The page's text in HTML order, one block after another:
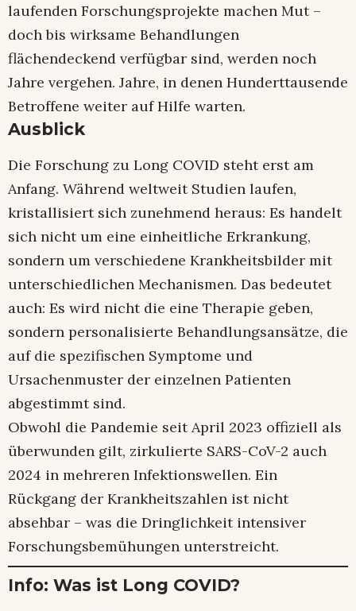
laufenden Forschungsprojekte machen Mut –
doch bis wirksame Behandlungen
flächendeckend verfügbar sind, werden noch
Jahre vergehen. Jahre, in denen Hunderttausende
Betroffene weiter auf Hilfe warten.
Ausblick
Die Forschung zu Long COVID steht erst am
Anfang. Während weltweit Studien laufen,
kristallisiert sich zunehmend heraus: Es handelt
sich nicht um eine einheitliche Erkrankung,
sondern um verschiedene Krankheitsbilder mit
unterschiedlichen Mechanismen. Das bedeutet
auch: Es wird nicht die eine Therapie geben,
sondern personalisierte Behandlungsansätze, die
auf die spezifischen Symptome und
Ursachenmuster der einzelnen Patienten
abgestimmt sind.
Obwohl die Pandemie seit April 2023 offiziell als
überwunden gilt, zirkulierte SARS-CoV-2 auch
2024 in mehreren Infektionswellen. Ein
Rückgang der Krankheitszahlen ist nicht
absehbar – was die Dringlichkeit intensiver
Forschungsbemühungen unterstreicht.
Info: Was ist Long COVID?